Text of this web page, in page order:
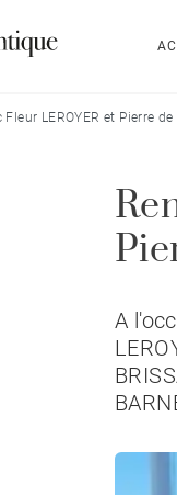
LEROYER et Pierre de
A